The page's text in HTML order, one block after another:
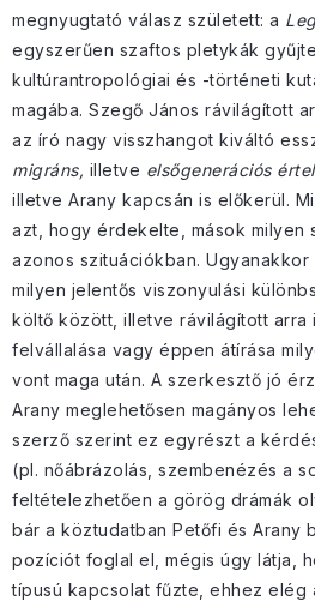
megnyugtató válasz született: a
egyszerűen szaftos pletykák
kultúrantropológiai és -történeti
magába. Szegő János rávilágított
az író nagy visszhangot kiváltó
migráns, illetve elsőgenerációs
illetve Arany kapcsán is előkerül.
azt, hogy érdekelte, mások milyen
azonos szituációkban.
milyen jelentős viszonyulási
költő között, illetve rávilágított arra
felvállalása vagy éppen átírása
vont maga után. A szerkesztő jó
Arany meglehetősen magányos
szerző szerint ez egyrészt a
(pl. nőábrázolás, szembenézés a
feltételezhetően a görög drámák
bár a köztudatban Petőfi és Arany
pozíciót foglal el, mégis úgy látja,
típusú kapcsolat fűzte, ehhez